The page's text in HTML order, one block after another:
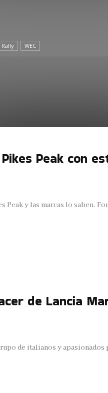
Rally WEC
Peak con
Peak y las marcas lo saben.
de Lancia
de italianos y